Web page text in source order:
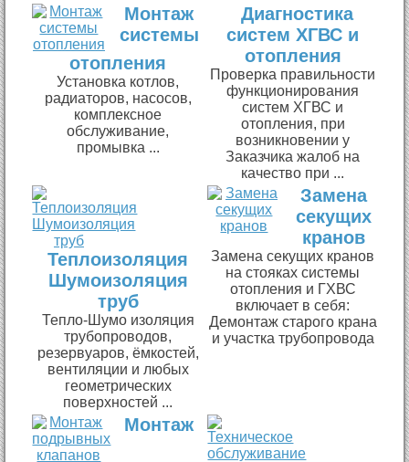
Монтаж
системы
отопления
Установка котлов,
радиаторов, насосов,
комплексное
обслуживание,
промывка ...
Диагностика
систем ХГВС и
отопления
Проверка правильности
функционирования
систем ХГВС и
отопления, при
возникновении у
Заказчика жалоб на
качество при ...
Теплоизоляция
Шумоизоляция
труб
Тепло-Шумо изоляция
трубопроводов,
резервуаров, ёмкостей,
вентиляции и любых
геометрических
поверхностей ...
Замена
секущих
кранов
Замена секущих кранов
на стояках системы
отопления и ГХВС
включает в себя:
Демонтаж старого крана
и участка трубопровода
Монтаж